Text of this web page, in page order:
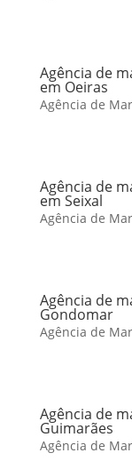
Agência de
em Oeiras
Agência de
Agência de
em Seixal
Agência de
Agência de
Gondomar
Agência de
Agência de
Guimarães
Agência de